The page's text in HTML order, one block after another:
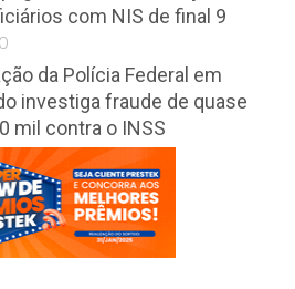
com NIS de final 9
da Polícia Federal em
investiga fraude de quase
mil contra o INSS